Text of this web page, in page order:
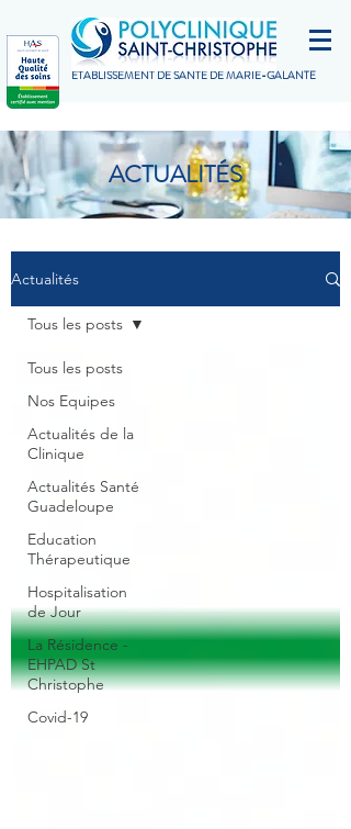
ETABLISSEMENT DE SANTÉ DE MARIE-GALANTE
ACTUALITÉS
Actualités
Tous les posts
Nos Equipes
Actualités de la
Clinique
Actualités Santé
Guadeloupe
Education
Thérapeutique
Hospitalisation
de Jour
La Résidence -
EHPAD St
Christophe
Covid-19
Tous les posts